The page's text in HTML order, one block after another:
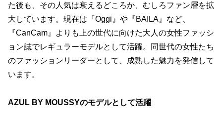
た後も、その人気は衰えるどころか、むしろファン層を拡
大しています。現在は『Oggi』や『BAILA』など、
『CanCam』よりも上の世代に向けた大人の女性ファッシ
ョン誌でレギュラーモデルとして活躍。同世代の女性たち
のファッションリーダーとして、成熟した魅力を発信して
います。
AZUL BY MOUSSYのモデルとして活躍